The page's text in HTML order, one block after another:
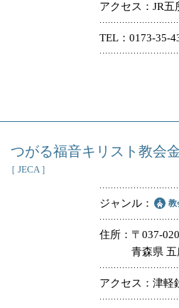
アクセス JR五
TEL 0173-35-
つがる福音キリスト教会
［ JECA ］
ジャンル 教
住所
〒037-
青森県
アクセス 津軽